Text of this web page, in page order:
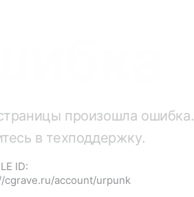
произошла ошибка.
в техподдержку.
ID:
cgrave.ru/account/urpunk